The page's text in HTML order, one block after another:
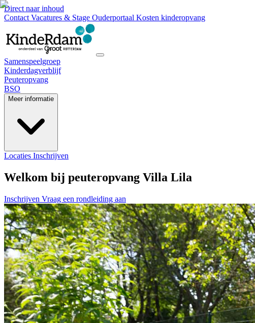
Direct naar inhoud
Contact Vacatures & Stage Ouderportaal Kosten kinderopvang
Samenspeelgroep
Kinderdagverblijf
Peuteropvang
BSO
Meer informatie
Locaties Inschrijven
Welkom bij peuteropvang Villa Lila
Inschrijven Vraag een rondleiding aan